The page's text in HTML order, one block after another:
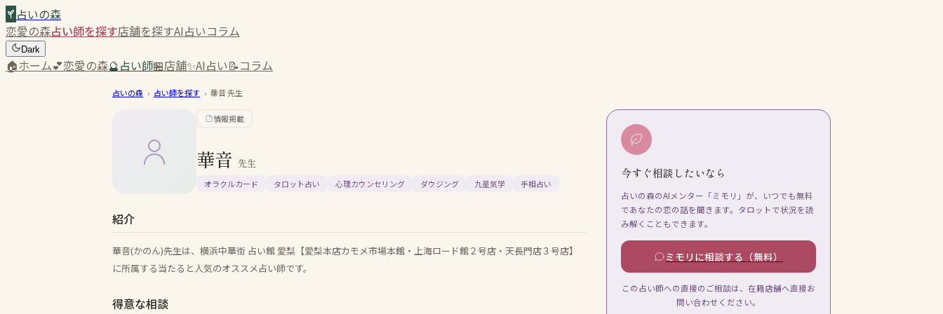
占いの森
恋愛の森占い師を探す店舗を探すAI占いコラム
Dark
🏠ホーム💕恋愛の森🔮占い師🏪店舗✨AI占い📝コラム
占いの森 › 占い師を探す › 華音先生
情報掲載
華音 先生
オラクルカード タロット占い 心理カウンセリング ダウジング 九星気学 手相占い
紹介
華音(かのん)先生は、横浜中華街 占い館 愛梨【愛梨本店カモメ市場本館・上海ロード館２号店・天長門店３号店】
に所属する当たると人気のオススメ占い師です。
得意な相談
今すぐ相談したいなら
占いの森のAIメンター「ミモリ」が、いつでも無料
であなたの恋の話を聞きます。タロットで状況を読
み解くこともできます。
ミモリに相談する（無料）
この占い師への直接のご相談は、在籍店舗へ直接お
問い合わせください。